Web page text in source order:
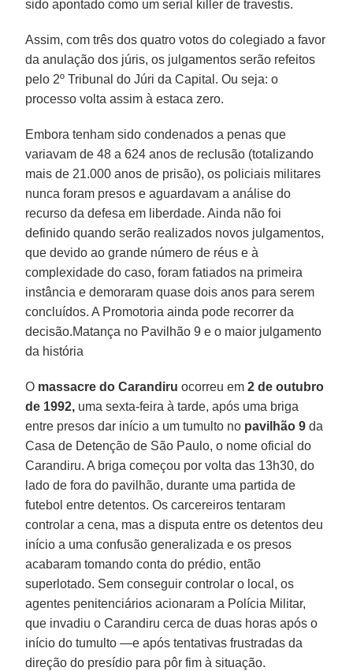
sido apontado como um serial killer de travestis.
Assim, com três dos quatro votos do colegiado a favor
da anulação dos júris, os julgamentos serão refeitos
pelo 2º Tribunal do Júri da Capital. Ou seja: o
processo volta assim à estaca zero.
Embora tenham sido condenados a penas que
variavam de 48 a 624 anos de reclusão (totalizando
mais de 21.000 anos de prisão), os policiais militares
nunca foram presos e aguardavam a análise do
recurso da defesa em liberdade. Ainda não foi
definido quando serão realizados novos julgamentos,
que devido ao grande número de réus e à
complexidade do caso, foram fatiados na primeira
instância e demoraram quase dois anos para serem
concluídos. A Promotoria ainda pode recorrer da
decisão.Matança no Pavilhão 9 e o maior julgamento
da história
O massacre do Carandiru ocorreu em2 de outubro
de 1992, uma sexta-feira à tarde, após uma briga
entre presos dar início a um tumulto no pavilhão 9 da
Casa de Detenção de São Paulo, o nome oficial do
Carandiru. A briga começou por volta das 13h30, do
lado de fora do pavilhão, durante uma partida de
futebol entre detentos. Os carcereiros tentaram
controlar a cena, mas a disputa entre os detentos deu
início a uma confusão generalizada e os presos
acabaram tomando conta do prédio, então
superlotado. Sem conseguir controlar o local, os
agentes penitenciários acionaram a Polícia Militar,
que invadiu o Carandiru cerca de duas horas após o
início do tumulto —e após tentativas frustradas da
direção do presídio para pôr fim à situação.